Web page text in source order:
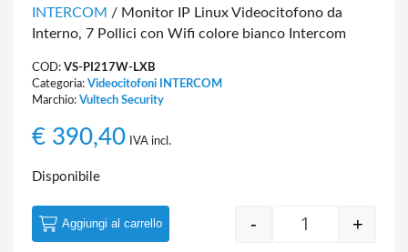
INTERCOM / Monitor IP Linux Videocitofono da
Interno, 7 Pollici con Wifi colore bianco Intercom
COD: VS-PI217W-LXB
Categoria: Videocitofoni INTERCOM
Marchio: Vultech Security
€ 390,40 IVA incl.
Disponibile
Monitor IP
- +
Aggiungi al carrello